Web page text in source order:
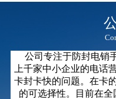
公司专注于防封电销
上千家中小企业的电话
卡封卡快的问题。在卡
的可选择性。目前在